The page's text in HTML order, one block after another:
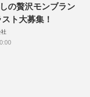
の贅沢モンブラン
ト大募集！